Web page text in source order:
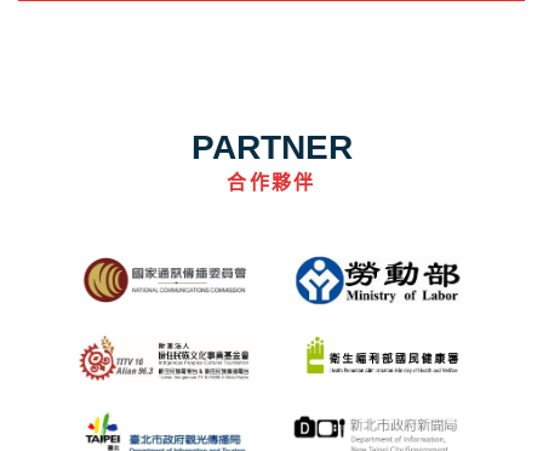
PARTNER
合作夥伴